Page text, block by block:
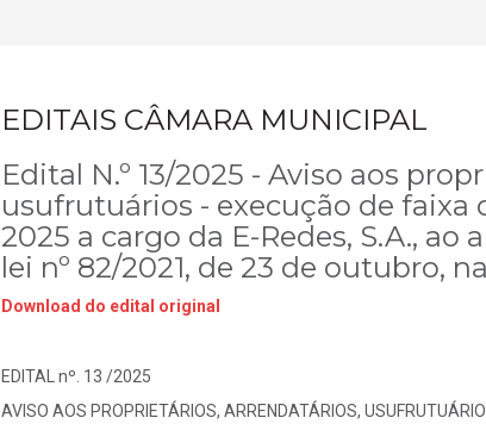
EDITAIS CÂMARA MUNICIPAL
Edital N.º 13/2025 - Aviso aos
usufrutuários - execução de faixa
2025 a cargo da E-Redes, S.A.,
lei nº 82/2021, de 23 de outubro,
Download do edital original
EDITAL nº. 13 /2025
AVISO AOS PROPRIETÁRIOS, ARRENDATÁRIOS,